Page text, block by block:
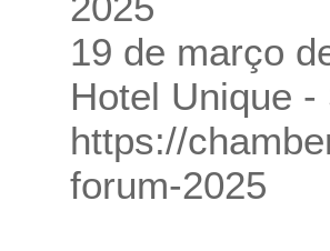
19 de março
Hotel Unique
https://
forum-2025